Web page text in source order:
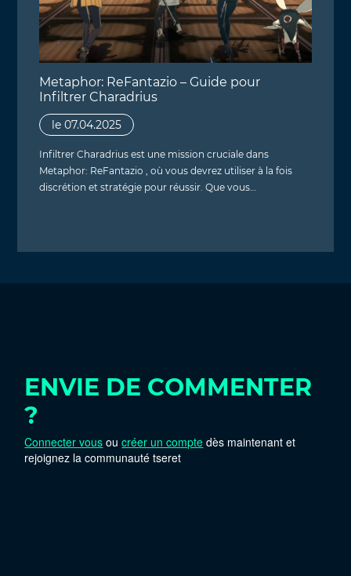
Metaphor: ReFantazio – Guide pour
Infiltrer Charadrius
le 07.04.2025
Infiltrer Charadrius est une mission cruciale dans
Metaphor: ReFantazio , où vous devrez utiliser à la fois
discrétion et stratégie pour réussir. Que vous…
ENVIE DE COMMENTER
?
Connecter vous oucréer un compte dès maintenant et
rejoignez la communauté tseret